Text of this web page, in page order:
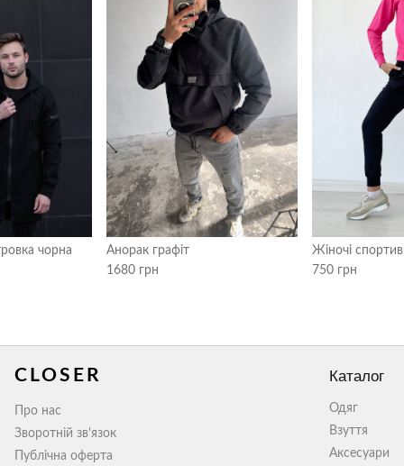
чорна
Анорак графіт
1680 грн
Жіночі
750 грн
CLOSER
Про нас
Зворотній зв'язок
Публічна оферта
Каталог
Одяг
Взуття
Аксесуари